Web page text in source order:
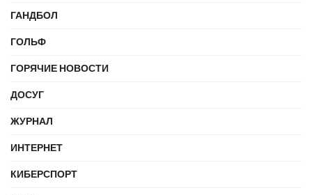
ГАНДБОЛ
ГОЛЬФ
ГОРЯЧИЕ НОВОСТИ
ДОСУГ
ЖУРНАЛ
ИНТЕРНЕТ
КИБЕРСПОРТ